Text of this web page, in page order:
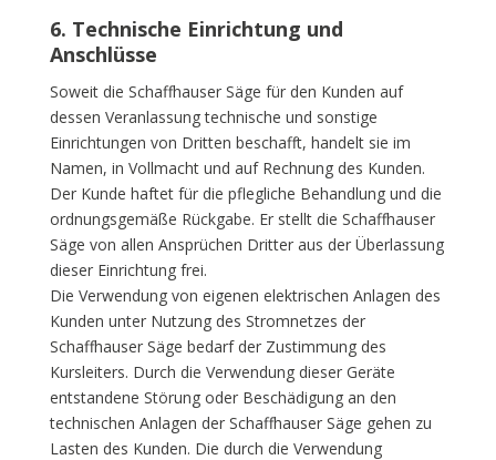
6. Technische Einrichtung und
Anschlüsse
Soweit die Schaffhauser Säge für den Kunden auf
dessen Veranlassung technische und sonstige
Einrichtungen von Dritten beschafft, handelt sie im
Namen, in Vollmacht und auf Rechnung des Kunden.
Der Kunde haftet für die pflegliche Behandlung und die
ordnungsgemäße Rückgabe. Er stellt die Schaffhauser
Säge von allen Ansprüchen Dritter aus der Überlassung
dieser Einrichtung frei.
Die Verwendung von eigenen elektrischen Anlagen des
Kunden unter Nutzung des Stromnetzes der
Schaffhauser Säge bedarf der Zustimmung des
Kursleiters. Durch die Verwendung dieser Geräte
entstandene Störung oder Beschädigung an den
technischen Anlagen der Schaffhauser Säge gehen zu
Lasten des Kunden. Die durch die Verwendung